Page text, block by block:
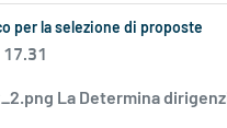
per la selezione di proposte
La Determina